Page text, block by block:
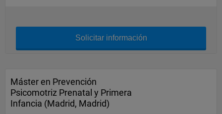
Solicitar información
Máster en Prevención
Psicomotriz Prenatal y Primera
Infancia (Madrid, Madrid)